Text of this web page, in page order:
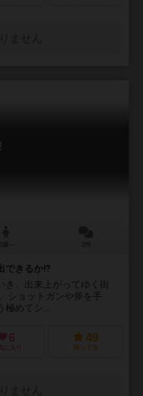
できるか⁉︎
、出来上がってゆく街
ショットガンや斧を手
極めてシ...
6
に入り
49
持ってる